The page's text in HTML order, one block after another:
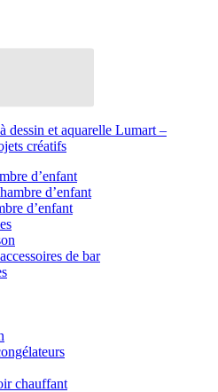
dessin et aquarelle Lumart –
créatifs
d’enfant
d’enfant
d’enfant
de bar
chauffant